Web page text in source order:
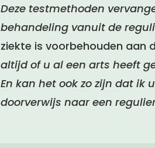
Deze testmethoden
behandeling vanuit de
ziekte is voorbehouden aan
altijd of u al een arts heeft
En kan het ook zo zijn dat ik
doorverwijs naar een